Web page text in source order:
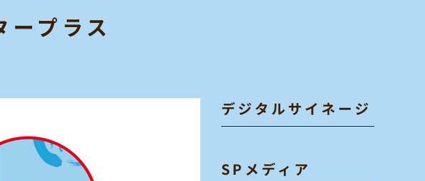
プラス
デジタルサイネージ
SPメディア